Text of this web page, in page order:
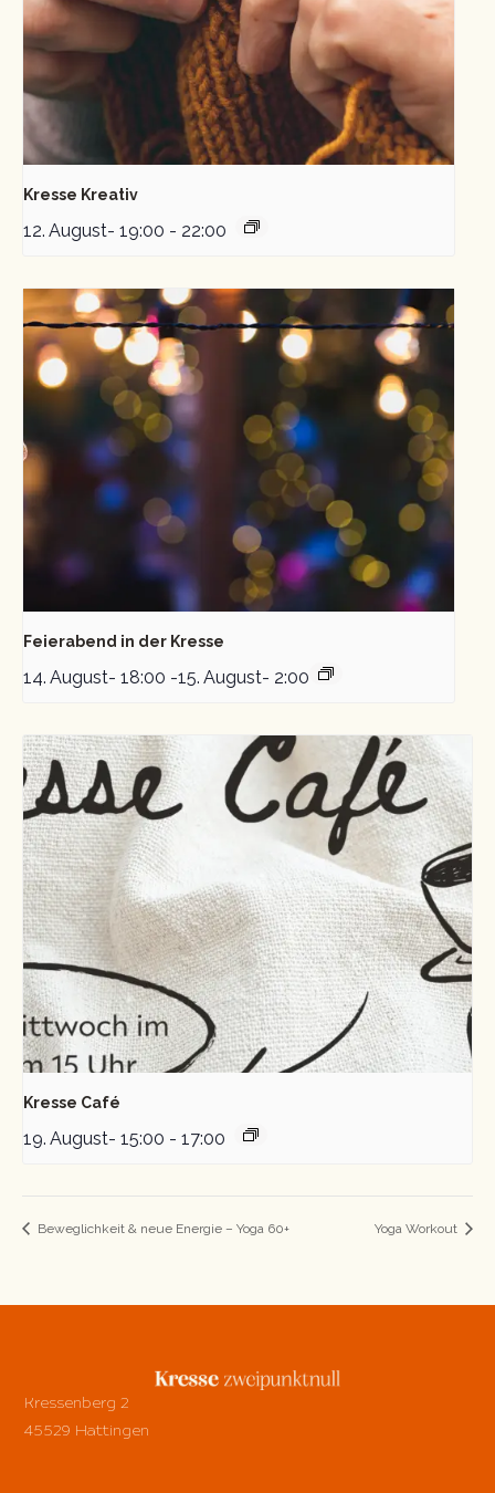
Kresse Kreativ
12. August- 19:00 - 22:00
Feierabend in der Kresse
14. August- 18:00 -15. August- 2:00
Kresse Café
19. August- 15:00 - 17:00
Beweglichkeit & neue Energie – Yoga 60+ Yoga Workout
Kressenberg 2
45529 Hattingen